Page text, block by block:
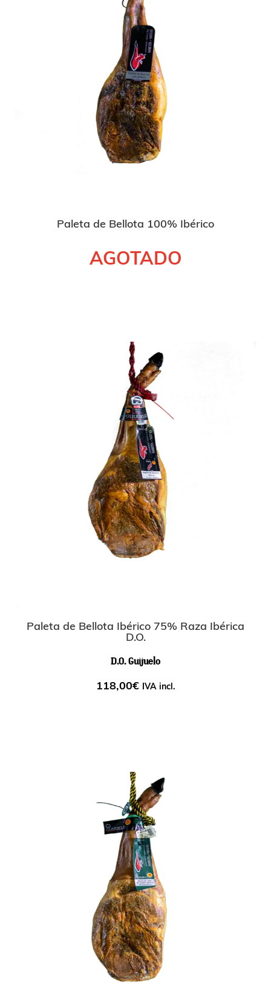
Paleta de Bellota 100% Ibérico
AGOTADO
Paleta de Bellota Ibérico 75% Raza Ibérica
D.O.
D.O. Guijuelo
118,00€ IVA incl.